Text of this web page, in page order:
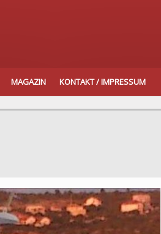
MAGAZIN KONTAKT / IMPRESSUM